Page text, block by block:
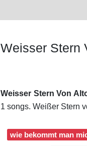
Weisser Stern
Weisser Stern Von
1 songs. Weißer Stern
wie bekommt man